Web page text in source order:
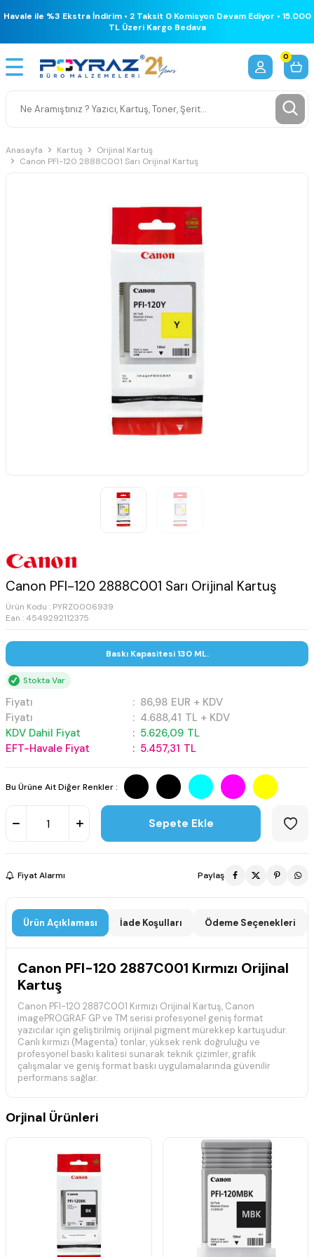
Havale ile %3 Ekstra İndirim • 2 Taksit 0 Komisyon Devam Ediyor • 15.000
TL Üzeri Kargo Bedava
0
Anasayfa Kartuş
Orijinal Kartuş
Canon PFI-120 2888C001 Sarı Orijinal Kartuş
Canon PFI-120 2888C001 Sarı Orijinal Kartuş
Ürün Kodu : PYRZ0006939
Ean : 4549292112375
Baskı Kapasitesi 130 ML.
Stokta Var
Fiyatı : 86,98 EUR + KDV
Fiyatı
: 4.688,41 TL + KDV
KDV Dahil Fiyat
: 5.626,09 TL
EFT-Havale Fiyat
: 5.457,31 TL
Bu Ürüne Ait Diğer Renkler :
Sepete Ekle
Fiyat Alarmı Paylaş
Ürün Açıklaması İade Koşulları Ödeme Seçenekleri
Canon PFI-120 2887C001 Kırmızı Orijinal
Kartuş
Canon PFI-120 2887C001 Kırmızı Orijinal Kartuş, Canon
imagePROGRAF GP ve TM serisi profesyonel geniş format
yazıcılar için geliştirilmiş orijinal pigment mürekkep kartuşudur.
Canlı kırmızı (Magenta) tonlar, yüksek renk doğruluğu ve
profesyonel baskı kalitesi sunarak teknik çizimler, grafik
çalışmalar ve geniş format baskı uygulamalarında güvenilir
performans sağlar.
Marka:Canon
Kırmızı (Magenta)
Ürün Tipi:Orijinal Kartuş
Baskı Teknolojisi:
Mürekkep Kapasitesi:
Uyumluluk:Canon imagePROGRAF GP ve TM Serisi
Orijinal
🖨️ Uyumlu Yazıcı Modelleri
Orjinal Ürünleri